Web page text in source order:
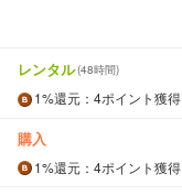
レンタル(48時間)
1%還元 ：4ポイント獲得
購入
1%還元 ：4ポイント獲得